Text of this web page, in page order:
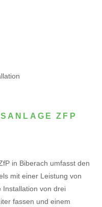
ZFP
in Biberach umfasst den
mit einer Leistung von
Installation von drei
fassen und einem